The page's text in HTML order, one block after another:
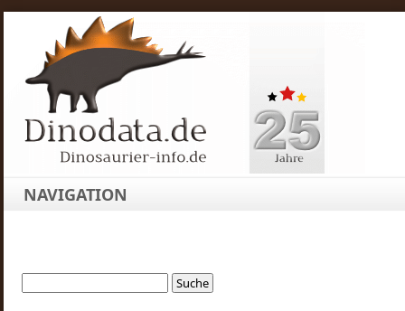
NAVIGATION